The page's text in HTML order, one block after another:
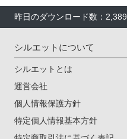
昨日のダウンロード数：2,389
シルエットについて
シルエットとは
運営会社
個人情報保護方針
特定個人情報基本方針